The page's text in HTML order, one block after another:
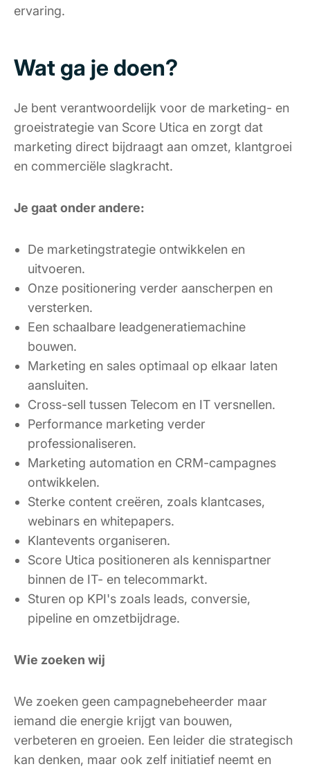
ervaring.
Wat ga je doen?
Je bent verantwoordelijk voor de marketing- en
groeistrategie van Score Utica en zorgt dat
marketing direct bijdraagt aan omzet, klantgroei
en commerciële slagkracht.
Je gaat onder andere:
De marketingstrategie ontwikkelen en
uitvoeren.
Onze positionering verder aanscherpen en
versterken.
Een schaalbare leadgeneratiemachine
bouwen.
Marketing en sales optimaal op elkaar laten
aansluiten.
Cross-sell tussen Telecom en IT versnellen.
Performance marketing verder
professionaliseren.
Marketing automation en CRM-campagnes
ontwikkelen.
Sterke content creëren, zoals klantcases,
webinars en whitepapers.
Klantevents organiseren.
Score Utica positioneren als kennispartner
binnen de IT- en telecommarkt.
Sturen op KPI's zoals leads, conversie,
pipeline en omzetbijdrage.
Wie zoeken wij
We zoeken geen campagnebeheerder maar
iemand die energie krijgt van bouwen,
verbeteren en groeien. Een leider die strategisch
kan denken, maar ook zelf initiatief neemt en